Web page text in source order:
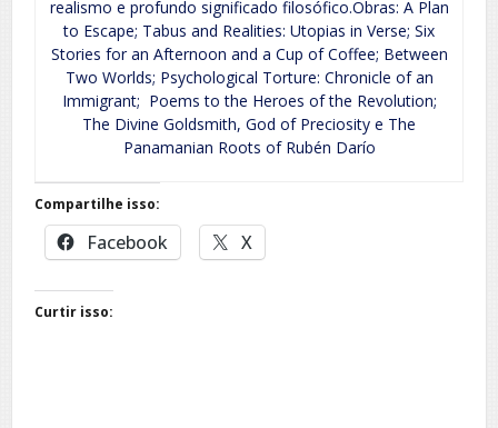
realismo e profundo significado filosófico.Obras: A Plan
to Escape; Tabus and Realities: Utopias in Verse; Six
Stories for an Afternoon and a Cup of Coffee; Between
Two Worlds; Psychological Torture: Chronicle of an
Immigrant; Poems to the Heroes of the Revolution;
The Divine Goldsmith, God of Preciosity e The
Panamanian Roots of Rubén Darío
Compartilhe isso:
Facebook X
Curtir isso: